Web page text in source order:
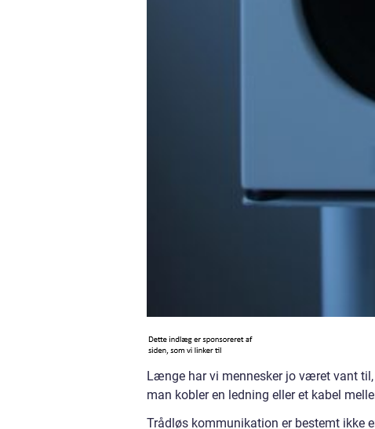
Længe har vi mennesker jo været vant
man kobler en ledning eller et kabel
Trådløs kommunikation er bestemt ikke